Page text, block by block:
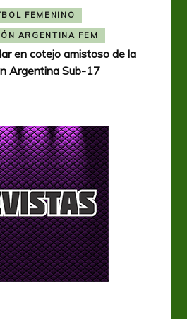
FEMENINO
ARGENTINA FEM
en cotejo amistoso de la
Argentina Sub-17